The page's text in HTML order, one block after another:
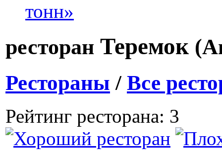
тонн»
ресторан Теремок
Рестораны / Все
Рейтинг ресторана: 3